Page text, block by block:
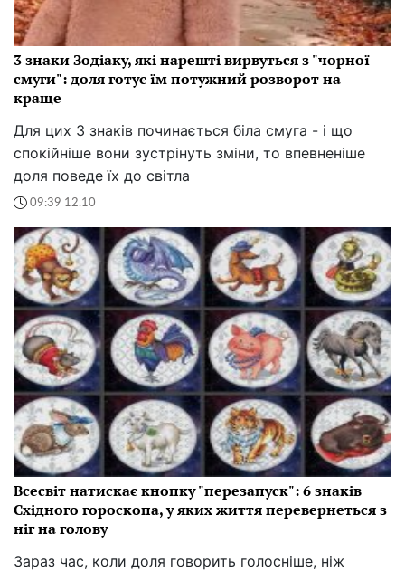
3 знаки Зодіаку, які нарешті вирвуться з "чорної
смуги": доля готує їм потужний розворот на
краще
Для цих 3 знаків починається біла смуга - і що
спокійніше вони зустрінуть зміни, то впевненіше
доля поведе їх до світла
09:39 12.10
Всесвіт натискає кнопку "перезапуск": 6 знаків
Східного гороскопа, у яких життя перевернеться з
ніг на голову
Зараз час, коли доля говорить голосніше, ніж